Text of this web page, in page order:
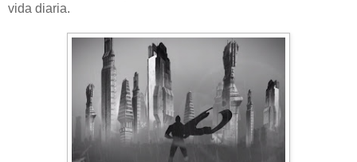
vida diaria.